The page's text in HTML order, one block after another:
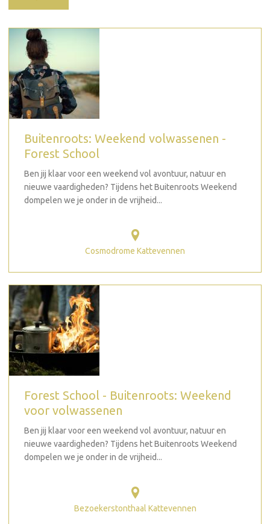
Buitenroots: Weekend volwassenen -
Forest School
Ben jij klaar voor een weekend vol avontuur, natuur en
nieuwe vaardigheden? Tijdens het Buitenroots Weekend
dompelen we je onder in de vrijheid...
Cosmodrome Kattevennen
Forest School - Buitenroots: Weekend
voor volwassenen
Ben jij klaar voor een weekend vol avontuur, natuur en
nieuwe vaardigheden? Tijdens het Buitenroots Weekend
dompelen we je onder in de vrijheid...
Bezoekerstonthaal Kattevennen